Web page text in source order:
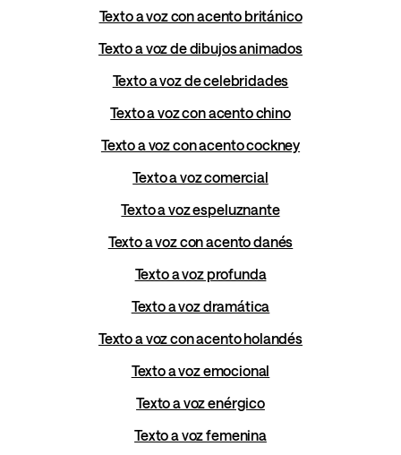
Texto a voz con acento británico
Texto a voz de dibujos animados
Texto a voz de celebridades
Texto a voz con acento chino
Texto a voz con acento cockney
Texto a voz comercial
Texto a voz espeluznante
Texto a voz con acento danés
Texto a voz profunda
Texto a voz dramática
Texto a voz con acento holandés
Texto a voz emocional
Texto a voz enérgico
Texto a voz femenina